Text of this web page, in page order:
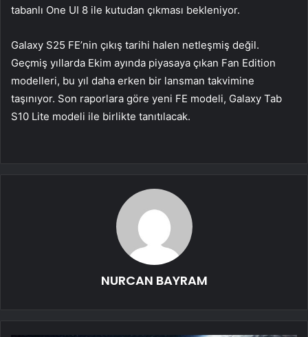
tabanlı One UI 8 ile kutudan çıkması bekleniyor.
Galaxy S25 FE’nin çıkış tarihi halen netleşmiş değil.
Geçmiş yıllarda Ekim ayında piyasaya çıkan Fan Edition
modelleri, bu yıl daha erken bir lansman takvimine
taşınıyor. Son raporlara göre yeni FE modeli, Galaxy Tab
S10 Lite modeli ile birlikte tanıtılacak.
NURCAN BAYRAM